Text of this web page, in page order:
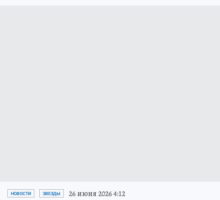
НОВОСТИ ЗВЕЗДЫ 26 июня 2026 4:12